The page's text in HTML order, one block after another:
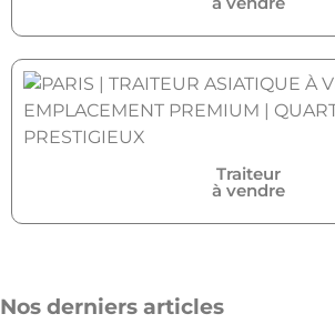
Traiteur
à vendre
Nos derniers articles